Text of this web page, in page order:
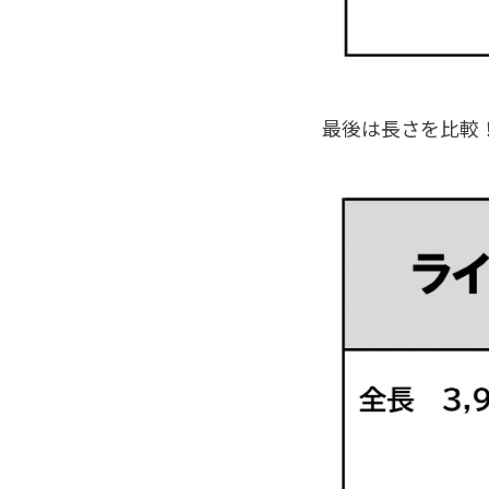
最後は長さを比較